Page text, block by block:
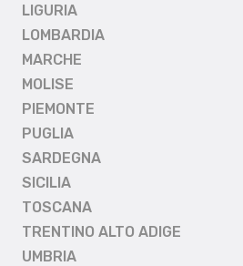
LIGURIA
LOMBARDIA
MARCHE
MOLISE
PIEMONTE
PUGLIA
SARDEGNA
SICILIA
TOSCANA
TRENTINO ALTO ADIGE
UMBRIA